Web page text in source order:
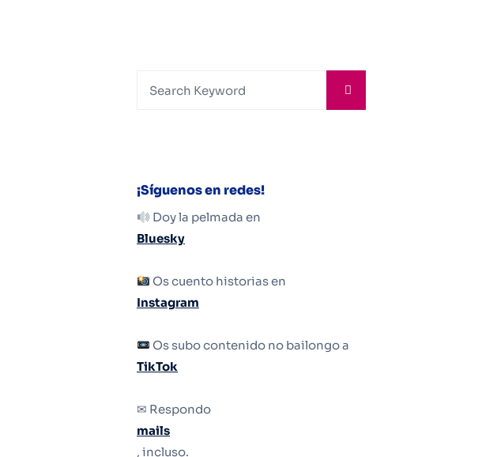
¡Síguenos en redes!
Doy la pelmada en
Bluesky
Os cuento historias en
Instagram
Os subo contenido no bailongo a
TikTok
✉ Respondo
mails
, incluso.